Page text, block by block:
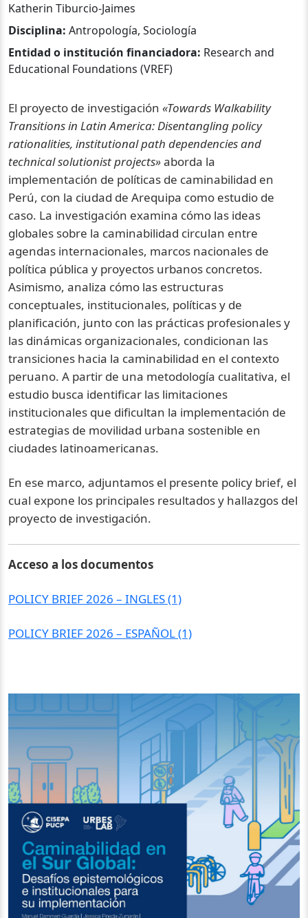
Katherin Tiburcio-Jaimes
Disciplina: Antropología, Sociología
Entidad o institución financiadora: Research and
Educational Foundations (VREF)
El proyecto de investigación «Towards Walkability
Transitions in Latin America: Disentangling policy
rationalities, institutional path dependencies and
technical solutionist projects»aborda la
implementación de políticas de caminabilidad en
Perú, con la ciudad de Arequipa como estudio de
caso. La investigación examina cómo las ideas
globales sobre la caminabilidad circulan entre
agendas internacionales, marcos nacionales de
política pública y proyectos urbanos concretos.
Asimismo, analiza cómo las estructuras
conceptuales, institucionales, políticas y de
planificación, junto con las prácticas profesionales y
las dinámicas organizacionales, condicionan las
transiciones hacia la caminabilidad en el contexto
peruano. A partir de una metodología cualitativa, el
estudio busca identificar las limitaciones
institucionales que dificultan la implementación de
estrategias de movilidad urbana sostenible en
ciudades latinoamericanas.
En ese marco, adjuntamos el presente policy brief, el
cual expone los principales resultados y hallazgos del
proyecto de investigación.
Acceso a los documentos
POLICY BRIEF 2026 – INGLES (1)
POLICY BRIEF 2026 – ESPAÑOL (1)